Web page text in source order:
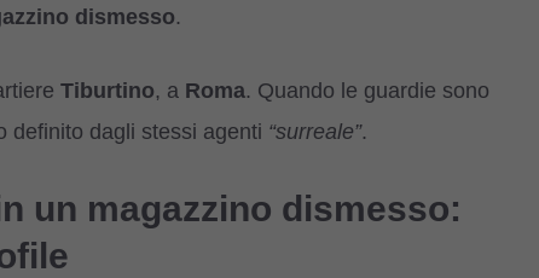
dismesso.
Tiburtino, a Roma. Quando le guardie sono
definito dagli stessi agenti “surreale”.
un magazzino dismesso: